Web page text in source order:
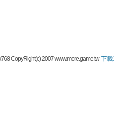
CopyRight(c) 2007 www.more.game.tw 下